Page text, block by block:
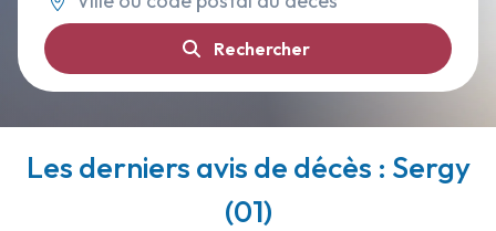
Rechercher
Les derniers avis de décès : Sergy
(01)